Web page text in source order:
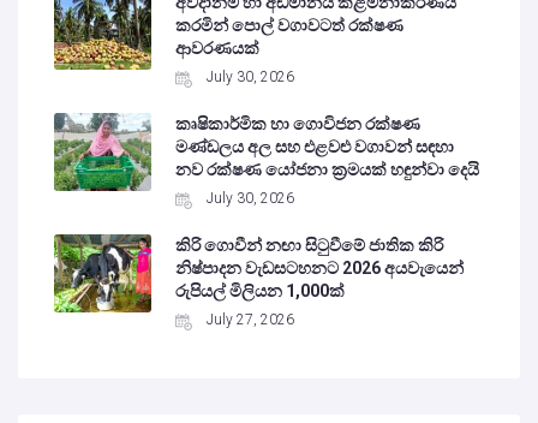
කරමින් පොල් වගාවටත් රක්ෂණ
ආවරණයක්
July 30, 2026
කෘෂිකාර්මික හා ගොවිජන රක්ෂණ
මණ්ඩලය අල සහ එළවළු වගාවන් සඳහා
නව රක්ෂණ යෝජනා ක්‍රමයක් හඳුන්වා දෙයි
July 30, 2026
කිරි ගොවීන් නඟා සිටුවීමේ ජාතික කිරි
නිෂ්පාදන වැඩසටහනට 2026 අයවැයෙන්
රුපියල් මිලියන 1,000ක්
July 27, 2026